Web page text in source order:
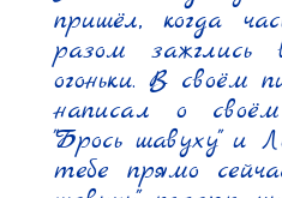
пришёл, когда
разом зажглись
огоньки. В своём
написал о
"Брось шавуху" и
тебе прямо